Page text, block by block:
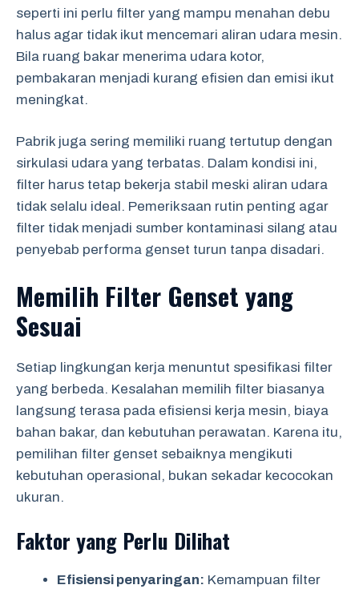
seperti ini perlu filter yang mampu menahan debu
halus agar tidak ikut mencemari aliran udara mesin.
Bila ruang bakar menerima udara kotor,
pembakaran menjadi kurang efisien dan emisi ikut
meningkat.
Pabrik juga sering memiliki ruang tertutup dengan
sirkulasi udara yang terbatas. Dalam kondisi ini,
filter harus tetap bekerja stabil meski aliran udara
tidak selalu ideal. Pemeriksaan rutin penting agar
filter tidak menjadi sumber kontaminasi silang atau
penyebab performa genset turun tanpa disadari.
Memilih Filter Genset yang
Sesuai
Setiap lingkungan kerja menuntut spesifikasi filter
yang berbeda. Kesalahan memilih filter biasanya
langsung terasa pada efisiensi kerja mesin, biaya
bahan bakar, dan kebutuhan perawatan. Karena itu,
pemilihan filter genset sebaiknya mengikuti
kebutuhan operasional, bukan sekadar kecocokan
ukuran.
Faktor yang Perlu Dilihat
Efisiensi penyaringan: Kemampuan filter